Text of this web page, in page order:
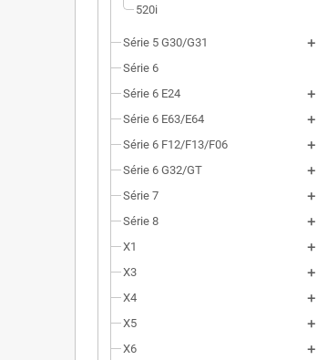
520i
Série 5 G30/G31
Série 6
Série 6 E24
Série 6 E63/E64
Série 6 F12/F13/F06
Série 6 G32/GT
Série 7
Série 8
X1
X3
X4
X5
X6